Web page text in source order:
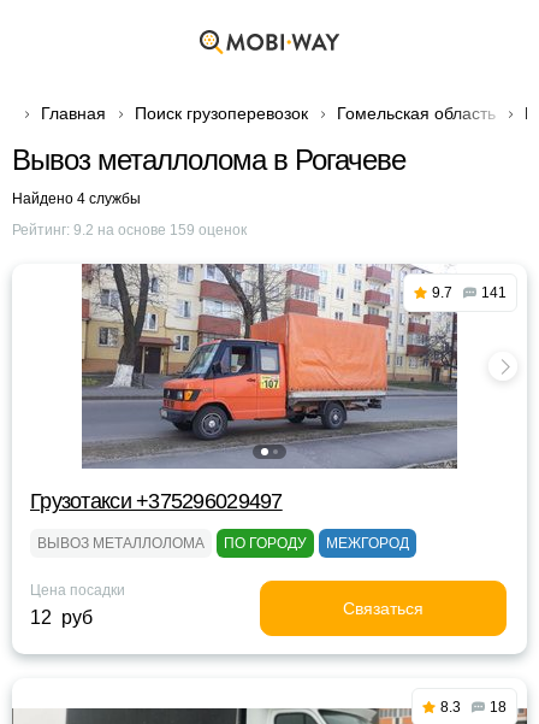
Главная Поиск грузоперевозок Гомельская область
Вывоз металлолома в Рогачеве
Найдено 4 службы
Рейтинг: 9.2 на основе 159 оценок
9.7 141
Грузотакси +375296029497
ВЫВОЗ МЕТАЛЛОЛОМА ПО ГОРОДУ МЕЖГОРОД
Цена посадки
12 руб Связаться
8.3 18